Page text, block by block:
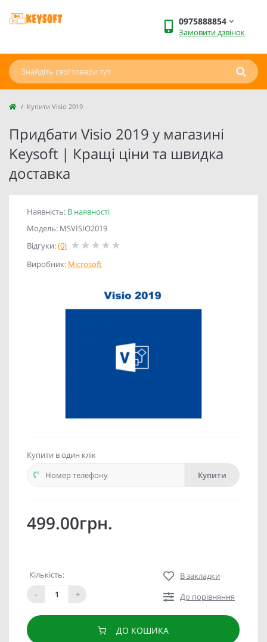
0975888854
Замовити дзвінок
Купити Visio 2019
Придбати Visio 2019 у магазині
Keysoft | Кращі ціни та швидка
доставка
Наявність: В наявності
Модель: MSVISIO2019
Відгуки:(0)
Виробник: Microsoft
Купити в один клік
Купити
499.00грн.
Кількість:
-
+
В закладки
До порівняння
ДО КОШИКА